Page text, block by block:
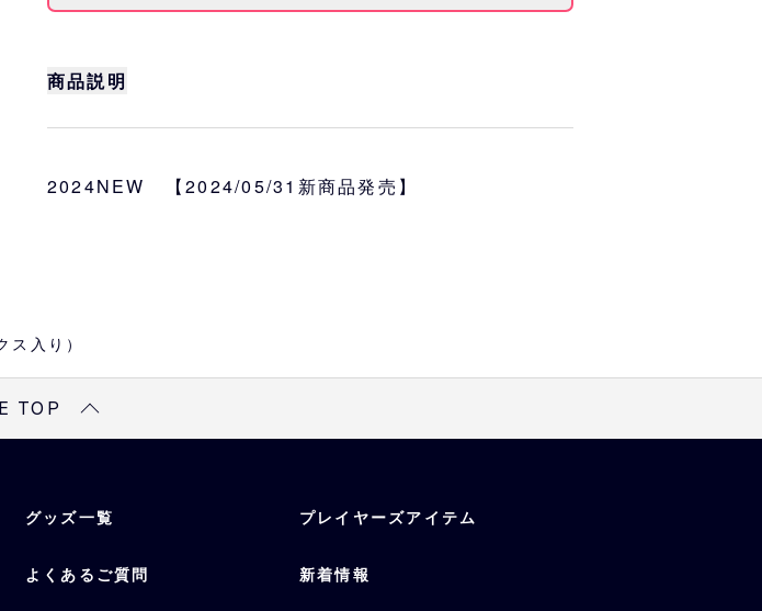
商品説明
肌触りの良さと鮮やかな色合いがシルクならではの高級感
ネクタイと同じ生地のギフトボックスに入っているので、
レジメンタル、モノグラム
素材
シルク100％
2024NEW 【2024/05/31新商品発売】
入り）
TOP
グッズ一覧 プレイヤーズアイテム
よくあるご質問 新着情報